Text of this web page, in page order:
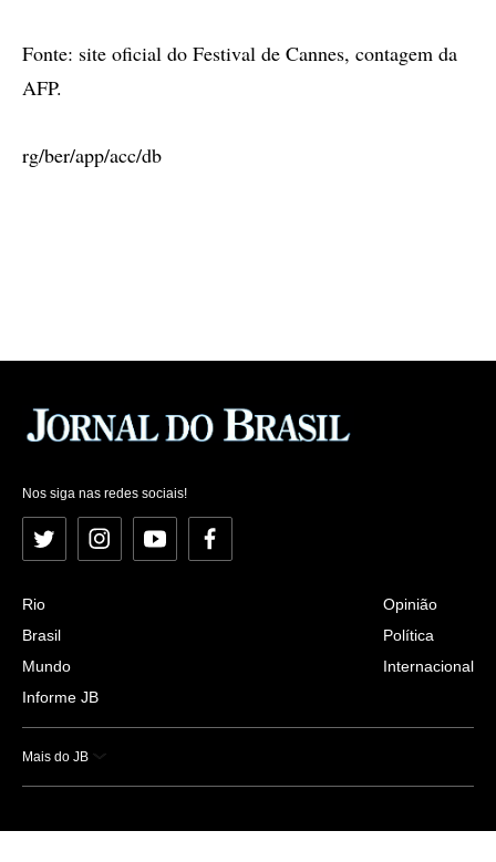
Fonte: site oficial do Festival de Cannes, contagem da
AFP.
rg/ber/app/acc/db
Nos siga nas redes sociais!
Twitter InstagramYouTubeFacebook
Rio
Brasil
Mundo
Informe JB
Opinião
Política
Internacional
Mais do JB
Esportes